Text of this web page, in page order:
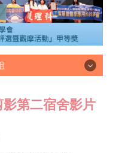
務組第二宿舍影片